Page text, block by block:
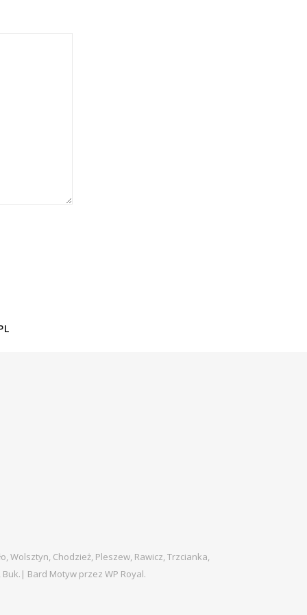
Wolsztyn, Chodzież, Pleszew, Rawicz, Trzcianka,
Buk.| Bard Motyw przez WP Royal.